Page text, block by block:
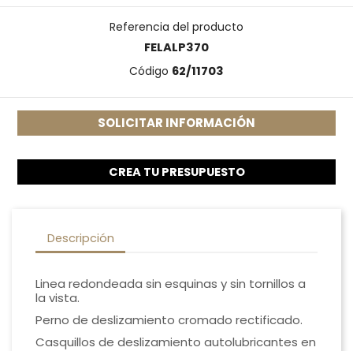
Referencia del producto
FELALP370
Código 62/11703
SOLICITAR INFORMACIÓN
CREA TU PRESUPUESTO
Descripción
Linea redondeada sin esquinas y sin tornillos a
la vista.
Perno de deslizamiento cromado rectificado.
Casquillos de deslizamiento autolubricantes en